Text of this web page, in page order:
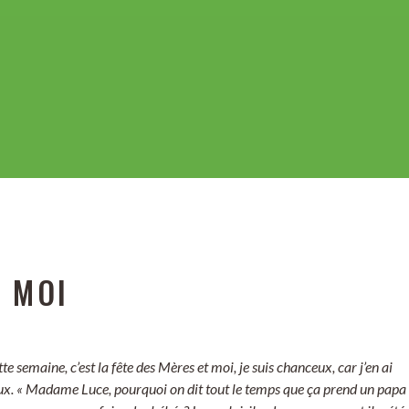
MOI
semaine, c’est la fête des Mères et moi, je suis chanceux, car j’en ai
« Madame Luce, pourquoi on dit tout le temps que ça prend un papa